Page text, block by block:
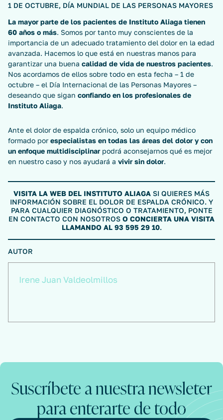
1 DE OCTUBRE, DÍA MUNDIAL DE LAS PERSONAS MAYORES
La mayor parte de los pacientes de Instituto Aliaga tienen
60 años o más. Somos por tanto muy conscientes de la
importancia de un adecuado tratamiento del dolor en la edad
avanzada. Hacemos lo que está en nuestras manos para
garantizar una buena calidad de vida de nuestros pacientes.
Nos acordamos de ellos sobre todo en esta fecha – 1 de
octubre – el Día Internacional de las Personas Mayores –
deseando que sigan confiando en los profesionales de
Instituto Aliaga.
Ante el dolor de espalda crónico, solo un equipo médico
formado porespecialistas en todas las áreas del dolor y con
un enfoque multidisciplinar podrá aconsejarnos qué es mejor
en nuestro caso y nos ayudará a vivir sin dolor.
VISITA LA WEB DEL INSTITUTO ALIAGA SI QUIERES MÁS
INFORMACIÓN SOBRE EL DOLOR DE ESPALDA CRÓNICO. Y
PARA CUALQUIER DIAGNÓSTICO O TRATAMIENTO, PONTE
EN CONTACTO CON NOSOTROS O CONCIERTA UNA VISITA
LLAMANDO AL 93 595 29 10.
AUTOR
Irene Juan Valdeolmillos
Suscríbete a nuestra newsleter
para enterarte de todo